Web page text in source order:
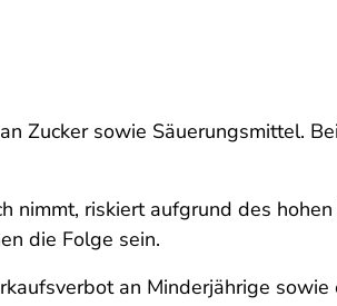
Zucker sowie Säuerungsmittel.
nimmt, riskiert aufgrund des
die Folge sein.
an Minderjährige